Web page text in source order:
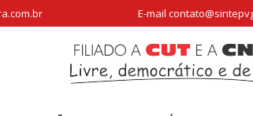
E-mail